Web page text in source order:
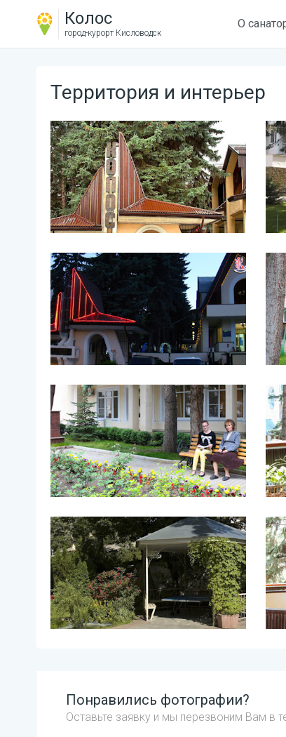
Колос
город-курорт Кисловодск
О
Территория и интерьер
Понравились фотографии?
Оставьте заявку и мы перезвоним Вам в